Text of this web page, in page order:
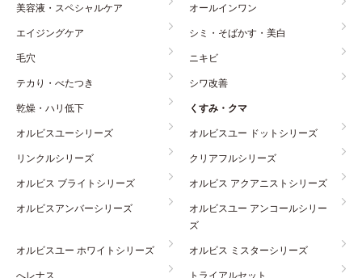
美容液・スペシャルケア
オールインワン
エイジングケア
シミ・そばかす・美白
毛穴
ニキビ
テカり・べたつき
シワ改善
乾燥・ハリ低下
くすみ・クマ
オルビスユーシリーズ
オルビスユー ドットシリーズ
リンクルシリーズ
クリアフルシリーズ
オルビス ブライトシリーズ
オルビス アクアニストシリーズ
オルビスアンバーシリーズ
オルビスユー アンコールシリー
ズ
オルビスユー ホワイトシリーズ
オルビス ミスターシリーズ
へレナス
トライアルセット